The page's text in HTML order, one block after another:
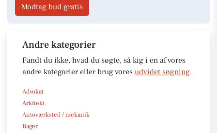
Modtag bud gratis
Andre kategorier
Fandt du ikke, hvad du søgte, så kig i en af vores
andre kategorier eller brug vores udvidet søgning.
Advokat
Arkitekt
Autoværksted / mekanik
Bager